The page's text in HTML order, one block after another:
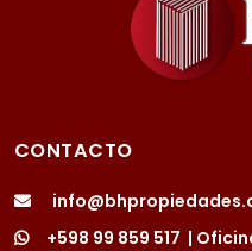
CONTACTO
+598 99 859 517 |